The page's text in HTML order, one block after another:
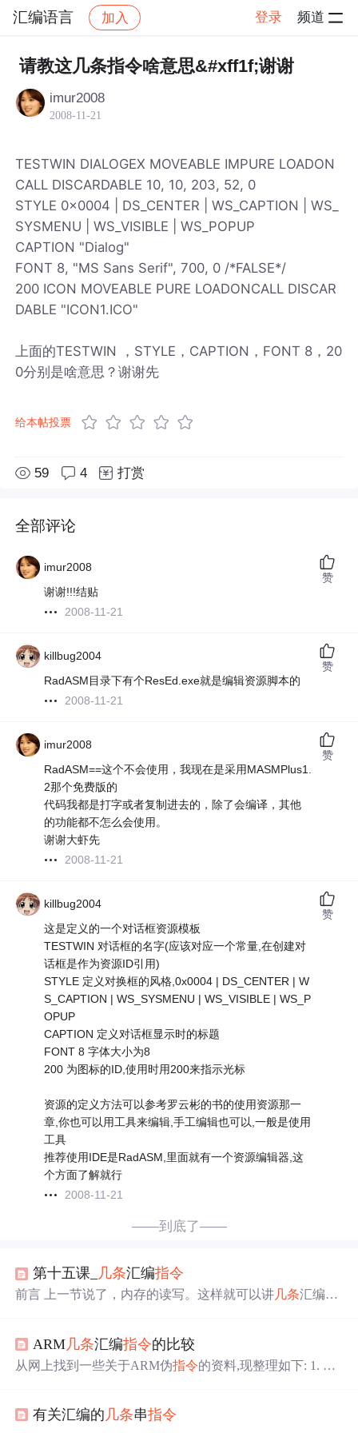
汇编语言 加入 登录 频道
社区 汇编语言 帖子详情
请教这几条指令啥意思&#xff1f;谢谢
imur2008
2008-11-21
TESTWIN DIALOGEX MOVEABLE IMPURE LOADON
CALL DISCARDABLE 10, 10, 203, 52, 0
STYLE 0x0004 | DS_CENTER | WS_CAPTION | WS_
SYSMENU | WS_VISIBLE | WS_POPUP
CAPTION "Dialog"
FONT 8, "MS Sans Serif", 700, 0 /*FALSE*/
200 ICON MOVEABLE PURE LOADONCALL DISCAR
DABLE "ICON1.ICO"
上面的TESTWIN ，STYLE，CAPTION，FONT 8，20
0分别是啥意思？谢谢先
给本帖投票
59 4 打赏
全部评论
imur2008
谢谢!!!结贴
2008-11-21
赞
killbug2004
RadASM目录下有个ResEd.exe就是编辑资源脚本的
2008-11-21
赞
imur2008
RadASM==这个不会使用，我现在是采用MASMPlus1.
2那个免费版的
代码我都是打字或者复制进去的，除了会编译，其他
的功能都不怎么会使用。
谢谢大虾先
2008-11-21
赞
killbug2004
这是定义的一个对话框资源模板
TESTWIN 对话框的名字(应该对应一个常量,在创建对
话框是作为资源ID引用)
STYLE 定义对换框的风格,0x0004 | DS_CENTER | W
S_CAPTION | WS_SYSMENU | WS_VISIBLE | WS_P
OPUP
CAPTION 定义对话框显示时的标题
FONT 8 字体大小为8
200 为图标的ID,使用时用200来指示光标
资源的定义方法可以参考罗云彬的书的使用资源那一
章,你也可以用工具来编辑,手工编辑也可以,一般是使用
工具
推荐使用IDE是RadASM,里面就有一个资源编辑器,这
个方面了解就行
2008-11-21
赞
——到底了——
第十五课_ 几条汇编指令
前言 上一节说了，内存的读写。这样就可以讲几条汇编指
明几个标记符号吧。只是为了后面方便写。 r:通用寄存器
（register） m:内存（memory） imm:立即数（immediate）
ARM 几条汇编指令的比较
从网上找到一些关于ARM伪指令的资料,现整理如下: 1. LD
&相当于0X
有关汇编的 几条串指令